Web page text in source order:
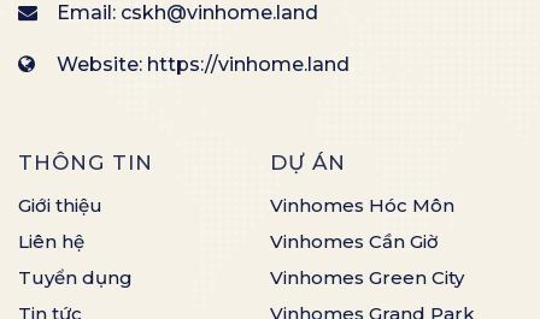
Email: cskh@vinhome.land
Website: https://vinhome.land
THÔNG TIN
Giới thiệu
Liên hệ
Tuyển dụng
Tin tức
DỰ ÁN
Vinhomes Hóc Môn
Vinhomes Cần Giờ
Vinhomes Green City
Vinhomes Grand Park